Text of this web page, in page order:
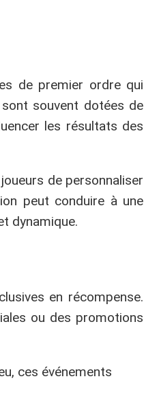
de premier ordre qui
souvent dotées de
les résultats des
de personnaliser
peut conduire à une
dynamique.
en récompense.
ou des promotions
ces événements